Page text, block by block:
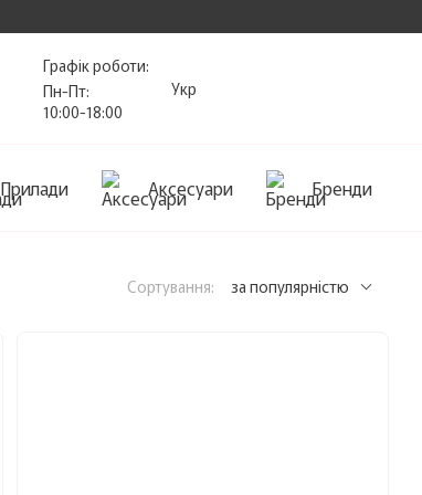
Графік роботи:
Пн-Пт:
10:00-18:00
Укр
Прилади Аксесуари Бренди
Сортування: за популярністю